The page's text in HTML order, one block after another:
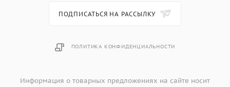
ПОДПИСАТЬСЯ НА РАССЫЛКУ
ПОЛИТИКА КОНФИДЕНЦИАЛЬНОСТИ
Информация о товарных предложениях на сайте носит